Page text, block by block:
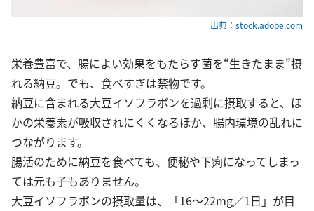
出典：stock.adobe.com
栄養豊富で、腸によい効果をもたらす菌を“生きたまま”摂
れる納豆。でも、食べすぎは禁物です。
納豆に含まれる大豆イソフラボンを過剰に摂取すると、ほ
かの栄養素が吸収されにくくなるほか、腸内環境の乱れに
つながります。
腸活のために納豆を食べても、便秘や下痢になってしまっ
ては元も子もありません。
大豆イソフラボンの摂取量は、「16～22mg／1日」が目